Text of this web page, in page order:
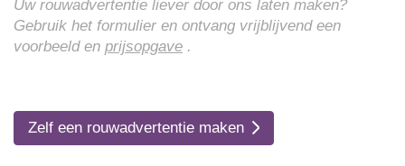
Uw rouwadvertentie liever door ons laten maken?
Gebruik het formulier en ontvang vrijblijvend een
voorbeeld en prijsopgave .
Zelf een rouwadvertentie maken